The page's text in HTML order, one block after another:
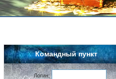
Командный пункт
Логин: